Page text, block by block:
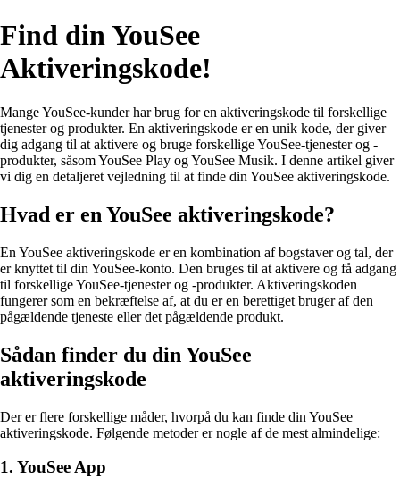
Find din YouSee
Aktiveringskode!
Mange YouSee-kunder har brug for en aktiveringskode til forskellige
tjenester og produkter. En aktiveringskode er en unik kode, der giver
dig adgang til at aktivere og bruge forskellige YouSee-tjenester og -
produkter, såsom YouSee Play og YouSee Musik. I denne artikel giver
vi dig en detaljeret vejledning til at finde din YouSee aktiveringskode.
Hvad er en YouSee aktiveringskode?
En YouSee aktiveringskode er en kombination af bogstaver og tal, der
er knyttet til din YouSee-konto. Den bruges til at aktivere og få adgang
til forskellige YouSee-tjenester og -produkter. Aktiveringskoden
fungerer som en bekræftelse af, at du er en berettiget bruger af den
pågældende tjeneste eller det pågældende produkt.
Sådan finder du din YouSee
aktiveringskode
Der er flere forskellige måder, hvorpå du kan finde din YouSee
aktiveringskode. Følgende metoder er nogle af de mest almindelige:
1. YouSee App